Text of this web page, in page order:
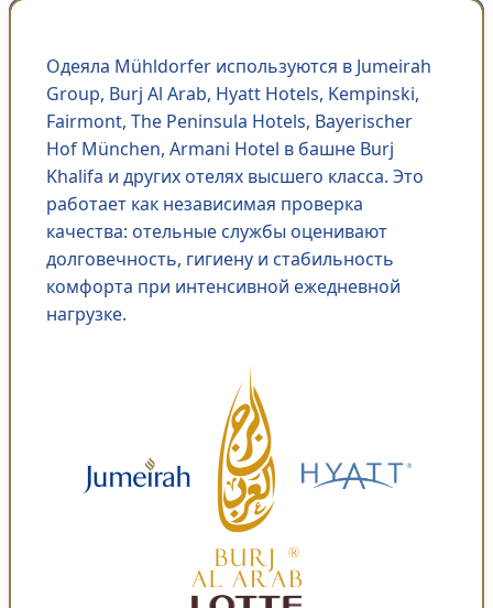
Одеяла Mühldorfer используются в Jumeirah
Group, Burj Al Arab, Hyatt Hotels, Kempinski,
Fairmont, The Peninsula Hotels, Bayerischer
Hof München, Armani Hotel в башне Burj
Khalifa и других отелях высшего класса. Это
работает как независимая проверка
качества: отельные службы оценивают
долговечность, гигиену и стабильность
комфорта при интенсивной ежедневной
нагрузке.